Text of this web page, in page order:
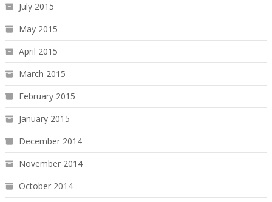
July 2015
May 2015
April 2015
March 2015
February 2015
January 2015
December 2014
November 2014
October 2014